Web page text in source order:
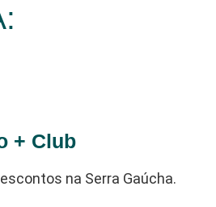
+ Club
na Serra Gaúcha.